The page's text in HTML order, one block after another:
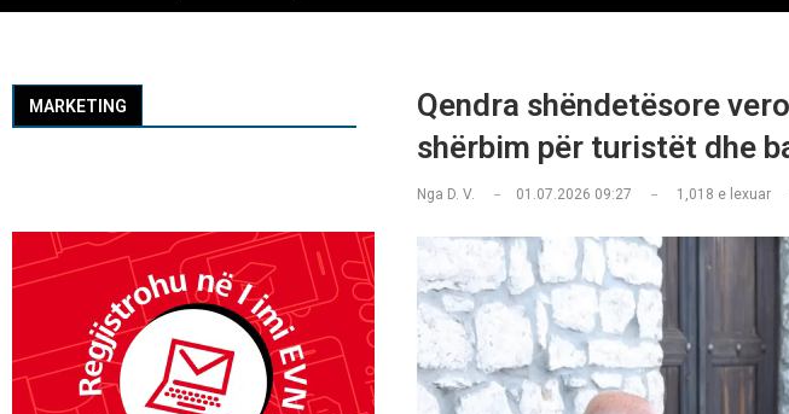
Qendra shëndetësore
shërbim për turistët dhe
Nga D. V. 01.07.2026 09:27 1,018 e lexuar
MARKETING